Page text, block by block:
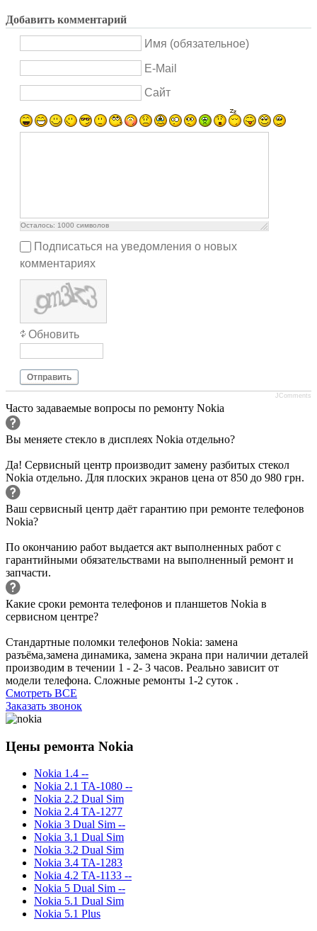
Добавить комментарий
Имя (обязательное)
E-Mail
Сайт
Осталось: 1000 символов
Подписаться на уведомления о новых
комментариях
Обновить
Отправить
JComments
Часто задаваемые вопросы по ремонту Nokia
Вы меняете стекло в дисплеях Nokia отдельно?
Да! Сервисный центр производит замену разбитых стекол
Nokia отдельно. Для плоских экранов цена от 850 до 980 грн.
Ваш сервисный центр даёт гарантию при ремонте телефонов
Nokia?
По окончанию работ выдается акт выполненных работ с
гарантийными обязательствами на выполненный ремонт и
запчасти.
Какие сроки ремонта телефонов и планшетов Nokia в
сервисном центре?
Стандартные поломки телефонов Nokia: замена
разъёма,замена динамика, замена экрана при наличии деталей
производим в течении 1 - 2- 3 часов. Реально зависит от
модели телефона. Сложные ремонты 1-2 суток .
Смотреть ВСЕ
Заказать звонок
Цены ремонта Nokia
Nokia 1.4 --
Nokia 2.1 TA-1080 --
Nokia 2.2 Dual Sim
Nokia 2.4 TA-1277
Nokia 3 Dual Sim --
Nokia 3.1 Dual Sim
Nokia 3.2 Dual Sim
Nokia 3.4 TA-1283
Nokia 4.2 TA-1133 --
Nokia 5 Dual Sim --
Nokia 5.1 Dual Sim
Nokia 5.1 Plus